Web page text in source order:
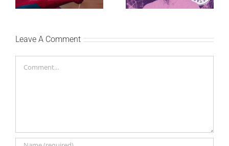
vikenda
primeniš u praksi
Leave A Comment